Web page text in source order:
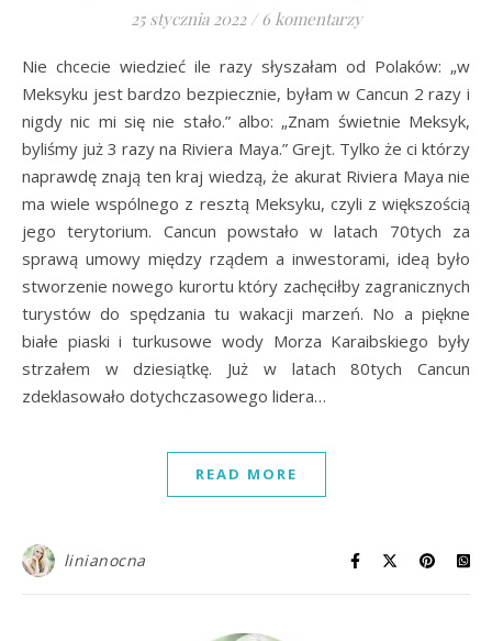
25 stycznia 2022 / 6 komentarzy
Nie chcecie wiedzieć ile razy słyszałam od Polaków: „w
Meksyku jest bardzo bezpiecznie, byłam w Cancun 2 razy i
nigdy nic mi się nie stało.” albo: „Znam świetnie Meksyk,
byliśmy już 3 razy na Riviera Maya.” Grejt. Tylko że ci którzy
naprawdę znają ten kraj wiedzą, że akurat Riviera Maya nie
ma wiele wspólnego z resztą Meksyku, czyli z większością
jego terytorium. Cancun powstało w latach 70tych za
sprawą umowy między rządem a inwestorami, ideą było
stworzenie nowego kurortu który zachęciłby zagranicznych
turystów do spędzania tu wakacji marzeń. No a piękne
białe piaski i turkusowe wody Morza Karaibskiego były
strzałem w dziesiątkę. Już w latach 80tych Cancun
zdeklasowało dotychczasowego lidera…
READ MORE
linianocna